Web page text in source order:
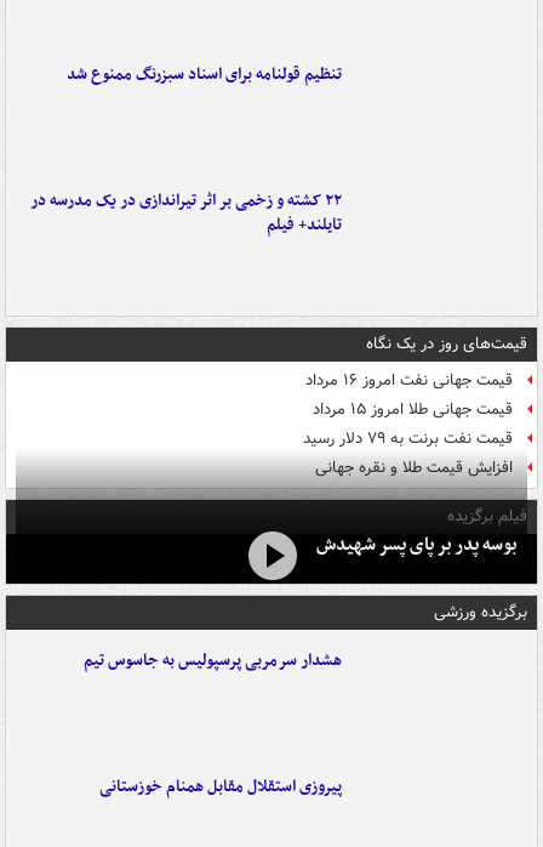
تنظیم قولنامه برای اسناد سبزرنگ ممنوع شد
۲۲ کشته و زخمی بر اثر تیراندازی در یک مدرسه در
تایلند+ فیلم
قیمت‌های روز در یک نگاه
قیمت جهانی نفت امروز ۱۶ مرداد
قیمت جهانی طلا امروز ۱۵ مرداد
قیمت نفت برنت به ۷۹ دلار رسید
افزایش قیمت طلا و نقره جهانی
فیلم برگزیده
بوسه‌ پدر بر پای پسر شهیدش
برگزیده ورزشی
هشدار سرمربی پرسپولیس به جاسوس تیم
پیروزی استقلال مقابل همنام خوزستانی